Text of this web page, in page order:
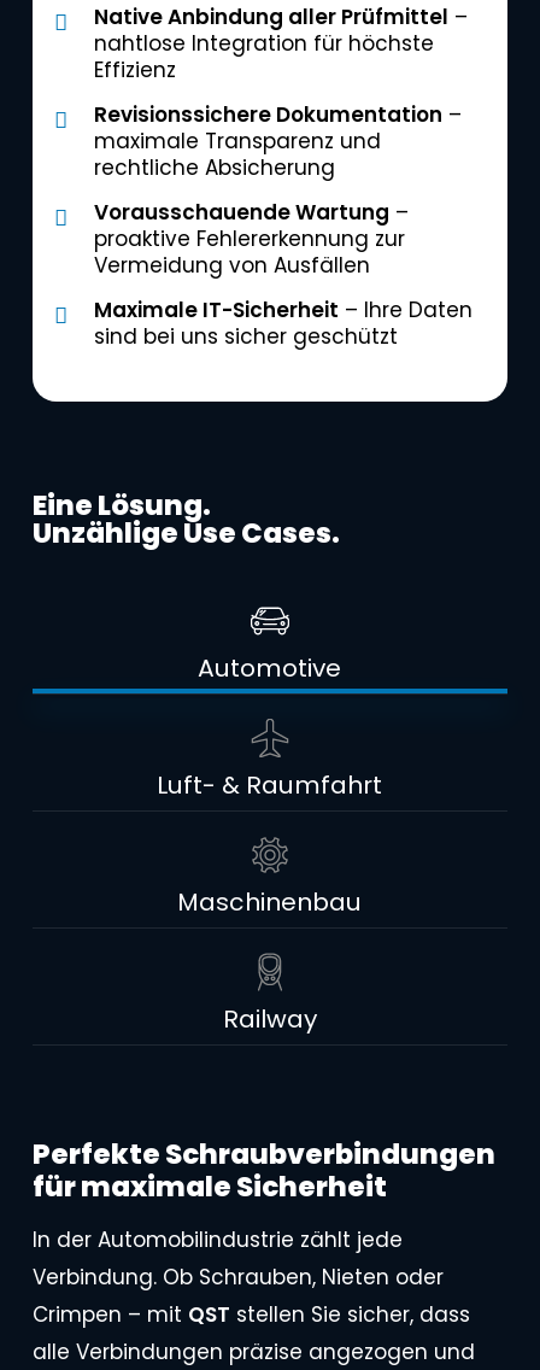
Native Anbindung aller Prüfmittel –
nahtlose Integration für höchste
Effizienz
Revisionssichere Dokumentation –
maximale Transparenz und
rechtliche Absicherung
Vorausschauende Wartung –
proaktive Fehlererkennung zur
Vermeidung von Ausfällen
Maximale IT-Sicherheit – Ihre Daten
sind bei uns sicher geschützt
Eine Lösung.
Unzählige Use Cases.
Automotive
Luft- & Raumfahrt
Maschinenbau
Railway
PerfekteSchraubverbindungen
fürmaximaleSicherheit
In der Automobilindustrie zählt jede
Verbindung. Ob Schrauben, Nieten oder
Crimpen – mit QST stellen Sie sicher, dass
alle Verbindungen präzise angezogen und